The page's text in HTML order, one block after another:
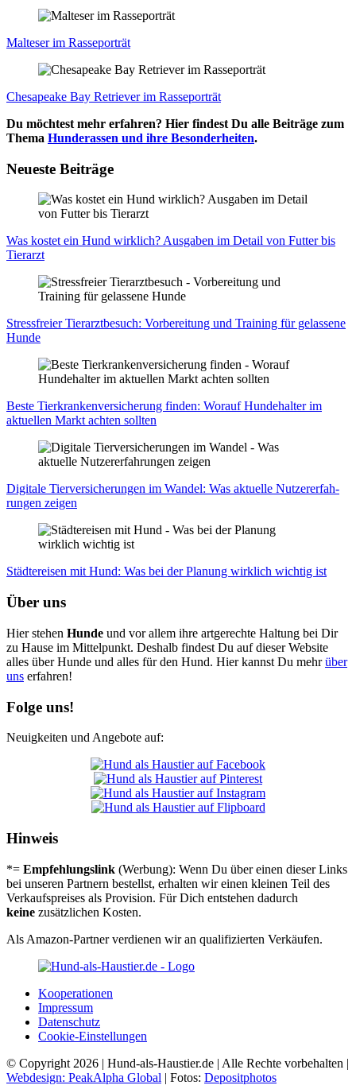
Mal­te­ser im Ras­se­por­trät
Che­s­apea­ke Bay Retrie­ver im Ras­se­por­trät
Du möchtest mehr erfahren? Hier findest Du alle Beiträge zum
Thema Hunderassen und ihre Besonderheiten.
Neueste Beiträge
Was kos­tet ein Hund wirk­lich? Aus­ga­ben im Detail von Fut­ter bis
Tier­arzt
Stress­frei­er Tier­arzt­be­such: Vor­be­rei­tung und Trai­ning für gelas­se­ne
Hun­de
Bes­te Tier­kran­ken­ver­si­che­rung fin­den: Wor­auf Hun­de­hal­ter im
aktu­el­len Markt ach­ten soll­ten
Digi­ta­le Tier­ver­si­che­run­gen im Wan­del: Was aktu­el­le Nut­zer­er­fah­
run­gen zei­gen
Städ­te­rei­sen mit Hund: Was bei der Pla­nung wirk­lich wich­tig ist
Über uns
Hier stehen Hunde und vor allem ihre artgerechte Haltung bei Dir
zu Hause im Mittelpunkt. Deshalb findest Du auf dieser Website
alles über Hunde und alles für den Hund. Hier kannst Du mehrüber
uns erfahren!
Folge uns!
Neuigkeiten und Angebote auf:
Hinweis
*= Empfehlungslink (Werbung): Wenn Du über einen dieser Links
bei unseren Partnern bestellst, erhalten wir einen kleinen Teil des
Verkaufspreises als Provision. Für Dich entstehen dadurch
keine zusätzlichen Kosten.
Als Amazon-Partner verdienen wir an qualifizierten Verkäufen.
Koope­ra­tio­nen
Impres­sum
Daten­schutz
Coo­kie-Ein­stel­lun­gen
© Copyright 2026 | Hund-als-Haustier.de | Alle Rechte vorbehalten |
Webdesign: PeakAlpha Global | Fotos: Depositphotos